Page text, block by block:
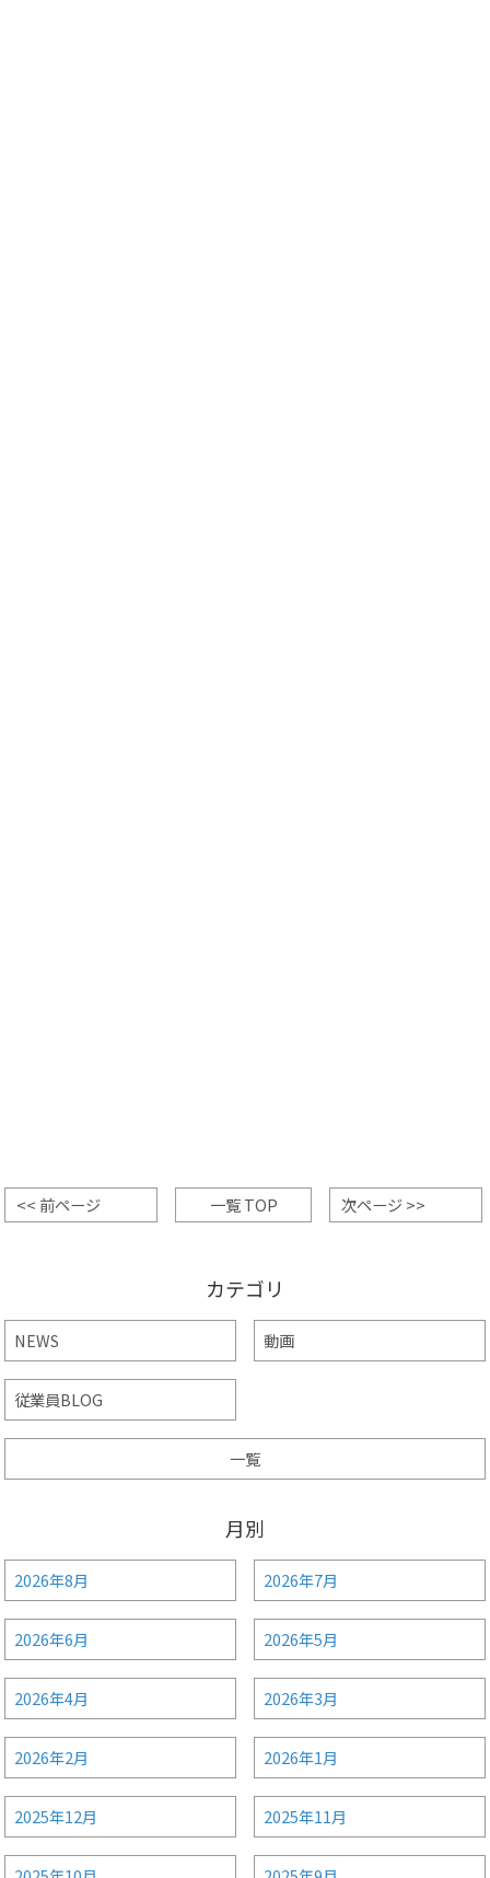
<< 前ページ 一覧 TOP 次ページ >>
カテゴリ
NEWS 動画
従業員BLOG
一覧
月別
2026年8月 2026年7月
2026年6月 2026年5月
2026年4月 2026年3月
2026年2月 2026年1月
2025年12月 2025年11月